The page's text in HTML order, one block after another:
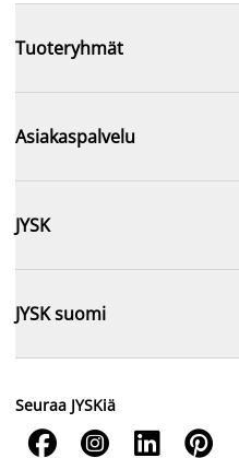
Tuoteryhmät
Asiakaspalvelu
JYSK
JYSK suomi
Seuraa JYSKiä
   